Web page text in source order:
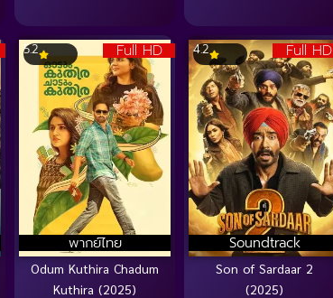
Full HD
พากย์ไทย
5.2
Odum Kuthira Chadum
Kuthira (2025)
Full HD
Soundtrack
4.2
Son of Sardaar 2
(2025)